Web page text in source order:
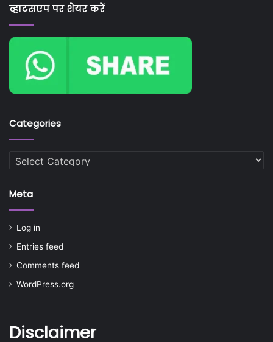
व्हाटसएप पर शेयर करें
Categories
Categories
Meta
Log in
Entries feed
Comments feed
WordPress.org
Disclaimer